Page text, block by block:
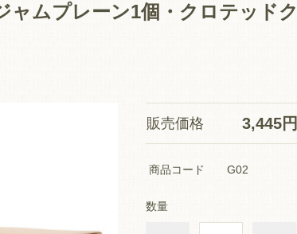
ャムプレーン1個・クロテッド
販売価格 3,445円
商品コード G02
数量